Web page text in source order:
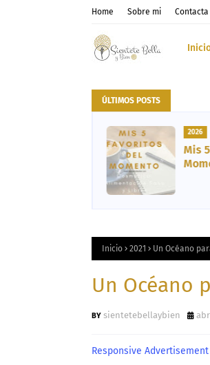
Home Sobre mi
ÚLTIMOS POSTS
2026
Mis
Inicio 2021 Un Océano
Un Océano
sientetebellaybien
Responsive Advertisement